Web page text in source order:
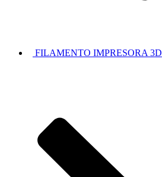
FILAMENTO IMPRESORA 3D